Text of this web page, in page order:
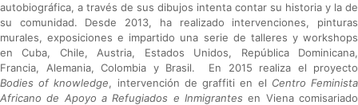
autobiográfica, a través de sus dibujos intenta contar su historia y la de
su comunidad. Desde 2013, ha realizado intervenciones, pinturas
murales, exposiciones e impartido una serie de talleres y workshops
en Cuba, Chile, Austria, Estados Unidos, República Dominicana,
Francia, Alemania, Colombia y Brasil. En 2015 realiza el proyecto
Bodies of knowledge, intervención de graffiti en el Centro Feminista
Africano de Apoyo a Refugiados e Inmigrantes en Viena comisariado